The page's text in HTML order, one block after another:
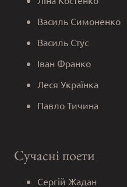
Василь Симоненко
Василь Стус
Іван Франко
Леся Українка
Павло Тичина
Сучасні поети
Сергій Жадан